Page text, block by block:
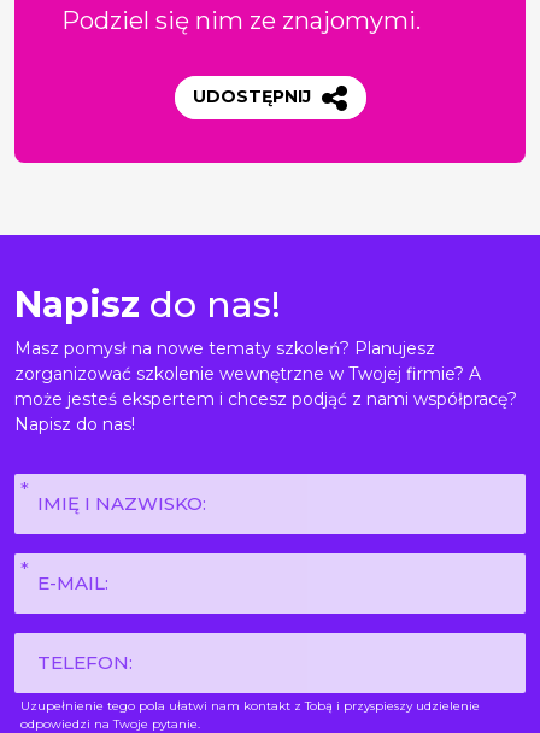
Podziel się nim ze znajomymi.
UDOSTĘPNIJ
Napisz do nas!
Masz pomysł na nowe tematy szkoleń? Planujesz
zorganizować szkolenie wewnętrzne w Twojej firmie? A
może jesteś ekspertem i chcesz podjąć z nami współpracę?
Napisz do nas!
Imię
*E-
mail
Uzupełnienie tego pola ułatwi nam kontakt z Tobą i przyspieszy udzielenie
odpowiedzi na Twoje pytanie.